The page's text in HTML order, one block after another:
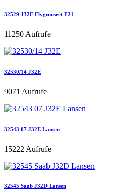
32529 J32E Flygmuseet F21
11250 Aufrufe
32530/14 J32E
9071 Aufrufe
32543 07 J32E Lansen
15222 Aufrufe
32545 Saab J32D Lansen